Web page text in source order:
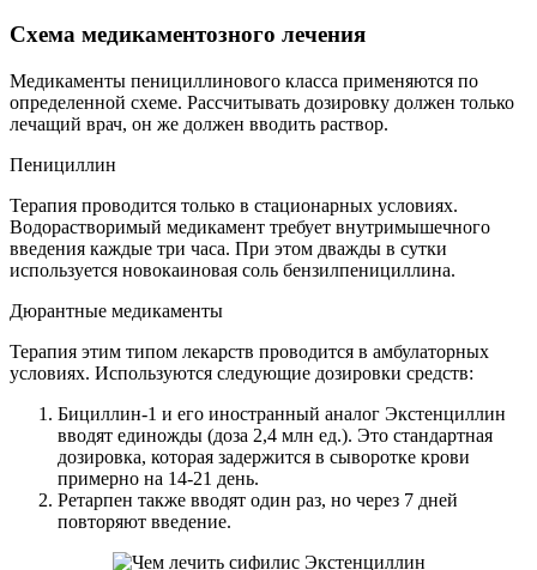
Схема медикаментозного лечения
Медикаменты пенициллинового класса применяются по
определенной схеме. Рассчитывать дозировку должен только
лечащий врач, он же должен вводить раствор.
Пенициллин
Терапия проводится только в стационарных условиях.
Водорастворимый медикамент требует внутримышечного
введения каждые три часа. При этом дважды в сутки
используется новокаиновая соль бензилпенициллина.
Дюрантные медикаменты
Терапия этим типом лекарств проводится в амбулаторных
условиях. Используются следующие дозировки средств:
Бициллин-1 и его иностранный аналог Экстенциллин
вводят единожды (доза 2,4 млн ед.). Это стандартная
дозировка, которая задержится в сыворотке крови
примерно на 14-21 день.
Ретарпен также вводят один раз, но через 7 дней
повторяют введение.